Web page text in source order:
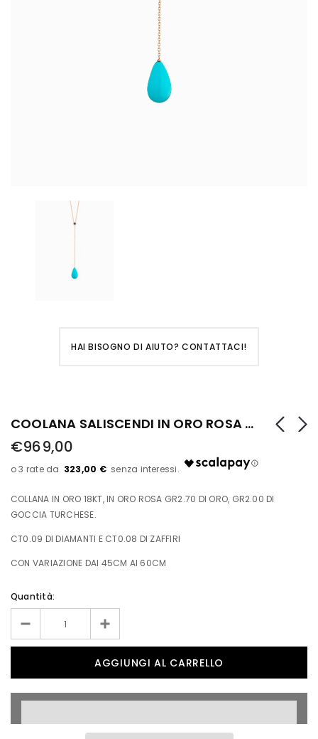
HAI BISOGNO DI AIUTO? CONTATTACI!
COOLANA SALISCENDI IN ORO ROSA CON DIAMANTI E ZAFFIRI, GOCCIA TURCHESE
€969,00
323,00 €
COLLANA IN ORO 18KT, IN ORO ROSA GR2.70 DI ORO, GR2.00 DI
GOCCIA TURCHESE.
CT0.09 DI DIAMANTI E CT0.08 DI ZAFFIRI
CON VARIAZIONE DAI 45CM AI 60CM
Quantità: